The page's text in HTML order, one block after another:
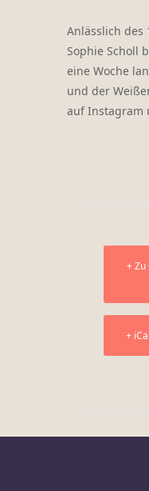
Anlässlich des
Sophie Scholl
eine Woche
und der
auf Instagram
+ Zu
+